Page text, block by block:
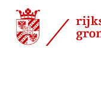
Skip
Content
Skip
Navigation